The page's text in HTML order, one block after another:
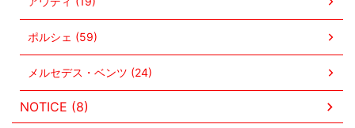
ポルシェ (59)
メルセデス・ベンツ (24)
NOTICE (8)